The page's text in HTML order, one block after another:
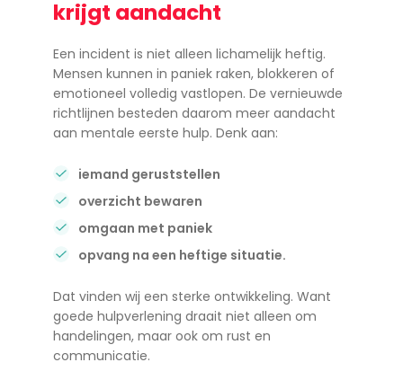
krijgt aandacht
Een incident is niet alleen lichamelijk heftig.
Mensen kunnen in paniek raken, blokkeren of
emotioneel volledig vastlopen. De vernieuwde
richtlijnen besteden daarom meer aandacht
aan mentale eerste hulp. Denk aan:
iemand geruststellen
overzicht bewaren
omgaan met paniek
opvang na een heftige situatie.
Dat vinden wij een sterke ontwikkeling. Want
goede hulpverlening draait niet alleen om
handelingen, maar ook om rust en
communicatie.